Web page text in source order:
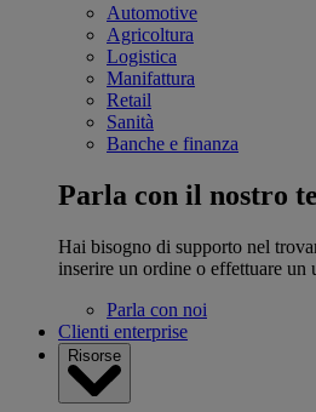
Automotive
Agricoltura
Logistica
Manifattura
Retail
Sanità
Banche e finanza
Parla con il nostro
Hai bisogno di supporto nel
inserire un ordine o effettuare un
Parla con noi
Clienti enterprise
Risorse